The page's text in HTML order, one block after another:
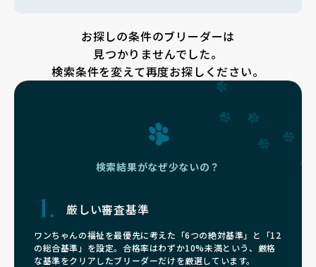
お探しの条件のブリーダーは
見つかりませんでした。
検索条件を変えて再度お探しください。
検索結果がなぜ少ないの？
厳しい審査基準
ワンちゃんの福祉を最優先に考えた「6つの絶対基準」と「12
の総合基準」を設定。合格率はわずか10%未満という、厳格
な基準をクリアしたブリーダーだけを厳選しています。